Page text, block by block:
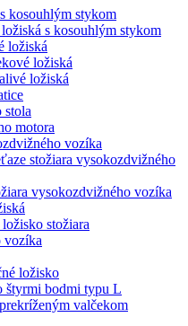
kosouhlým stykom
s kosouhlým stykom
ložiská
ložiská
ložiská
stola
motora
vozíka
stožiara vysokozdvižného
vysokozdvižného vozíka
stožiara
vozíka
ložisko
štyrmi bodmi typu L
valčekom